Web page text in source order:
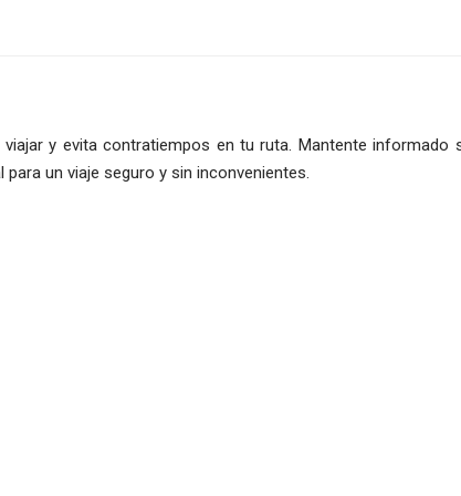
y evita contratiempos en tu ruta. Mantente informado
un viaje seguro y sin inconvenientes.